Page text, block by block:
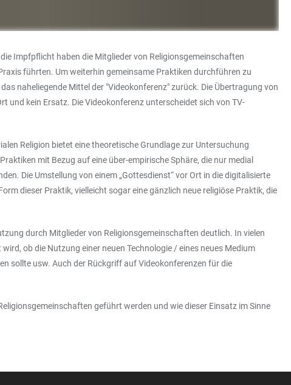
Impfpflicht haben die Mitglieder von Religionsgemeinschaften
führten. Um weiterhin gemeinsame Praktiken durchführen zu
naheliegende Mittel der "Videokonferenz" zurück. Die Übertragung von
und kein Ersatz. Die Videokonferenz unterscheidet sich von TV-
Religion bietet eine theoretische Grundlage zur Untersuchung
mit Bezug auf eine über-empirische Sphäre, die nur medial
Die Umstellung von einem „Gottesdienst“ vor Ort in die digitalisierte
dieser Praktik, vielleicht sogar eine gänzlich neue religiöse Praktik, die
durch Mitglieder von Religionsgemeinschaften deutlich. In vielen
ob die Nutzung einer neuen Technologie / eines neues Medium
sollte usw. Auch der Rückgriff auf Videokonferenzen für die
geführt werden und wie dieser Einsatz im Sinne